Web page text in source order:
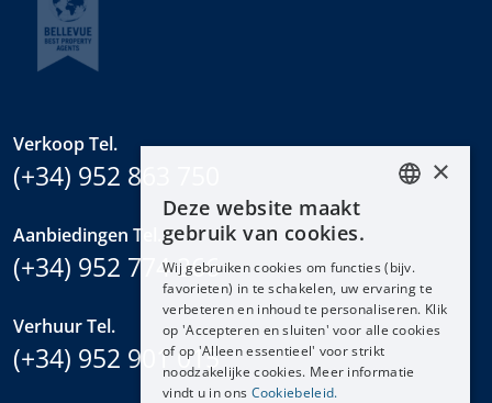
Verkoop Tel.
(+34) 952 863 750
Aanbiedingen Tel.
(+34) 952 774 266
Verhuur Tel.
(+34) 952 901 015
DEUTSCH
FRANÇAIS
×
Deze website maakt
gebruik van cookies.
Wij gebruiken cookies om functies (bijv.
favorieten) in te schakelen, uw ervaring te
verbeteren en inhoud te personaliseren. Klik
op 'Accepteren en sluiten' voor alle cookies
of op 'Alleen essentieel' voor strikt
noodzakelijke cookies. Meer informatie
vindt u in ons Cookiebeleid.